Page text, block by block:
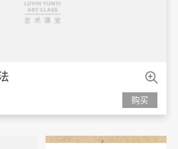
购买
